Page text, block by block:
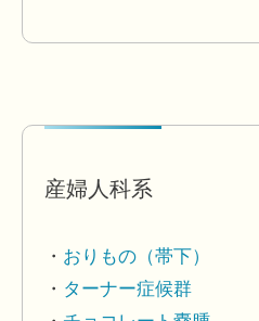
産婦人科系
おりもの（帯下）
ターナー症候群